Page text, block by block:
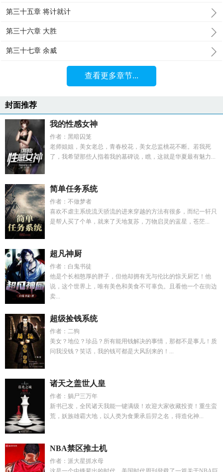
第三十五章 将计就计
第三十六章 大胜
第三十七章 余威
查看更多章节...
封面推荐
我的性感女神
作者：黑暗囚笼
老师姐姐，美女老总，青春校花，美女总监桃花不断。若我死
了，我希望那些人指着我的墓碑说，瞧，这就是华夏最有魅力...
简单任务系统
作者：不做梦者
喜欢不虐主系统流天骄流的进来穿越的方法有很多，而纪一轩只
是帮人买了个单，就来了天地复苏，万物启灵的蓝星，苍茫...
超凡神厨
作者：白鬼书徒
他是个长相憨厚的胖子，但他却拥有无与伦比的惊天厨艺！他
说，这个世界上，唯有美色和美食不可辜负。且看他一个在街边
卖...
超级捡钱系统
作者：二狗
美女？地位？珍品？所有能用钱解决的事情，那都不是事儿！质
问我没钱？笑话，我的钱可都是大风刮来的！...
诸天之盖世人皇
作者：躺尸三万年
新书已发，全民诸天我能一键满级！欢迎大家收藏投资！重生蛮
荒，妖族雄霸大地，以人类为食秉承后羿之名，得造化神...
NBA禁区推土机
作者：派大星抓水母